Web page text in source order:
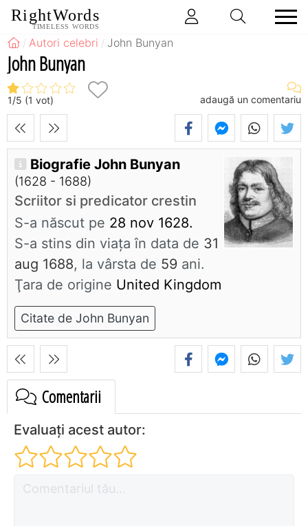
RightWords
TIMELESS WORDS
Autori celebri John Bunyan
John Bunyan
1/5 (1 vot) adaugă un comentariu
Biografie John Bunyan
(1628 - 1688)
Scriitor si predicator crestin
S-a născut pe 28 nov 1628.
S-a stins din viaţa în data de 31
aug 1688, la vârsta de 59 ani.
Ţara de origine United Kingdom
Citate de John Bunyan
Comentarii
Evaluați acest autor: